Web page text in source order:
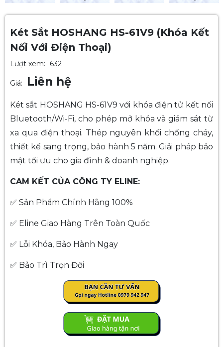
Két Sắt HOSHANG HS-61V9 (Khóa Kết
Nối Với Điện Thoại)
Lượt xem: 632
Giá: Liên hệ
Két sắt HOSHANG HS-61V9 với khóa điện tử kết nối
Bluetooth/Wi-Fi, cho phép mở khóa và giám sát từ
xa qua điện thoại. Thép nguyên khối chống cháy,
thiết kế sang trọng, bảo hành 5 năm. Giải pháp bảo
mật tối ưu cho gia đình & doanh nghiệp.
CAM KẾT CỦA CÔNG TY ELINE:
✅ Sản Phẩm Chính Hãng 100%
✅ Eline Giao Hàng Trên Toàn Quốc
✅ Lỗi Khóa, Bảo Hành Ngay
✅ Bảo Trì Trọn Đời